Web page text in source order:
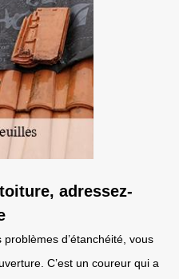
adressez-
d’étanchéité, vous
C’est un coureur qui a